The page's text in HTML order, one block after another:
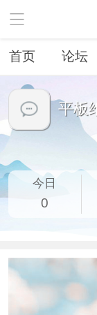
首页 论坛
平板
今日
0